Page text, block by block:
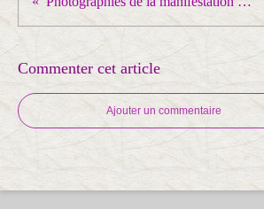
Commenter cet article
Ajouter un commentaire